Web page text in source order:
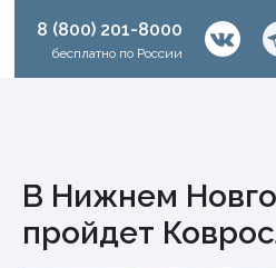
8 (800) 201-8000
бесплатно по России
В Нижнем
пройдет